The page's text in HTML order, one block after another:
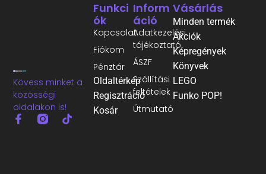
Kövess minket a
közösségi
oldalakon is!
Inform
Áció
Adatkezelési
tájékoztató
ÁSZF
Szállítási
feltételek
Útmutató
Funkci
Ók
Kapcsolat
Fiókom
Pénztár
Oldaltérkép
Regisztráció
Kosár
Vásárlás
Minden termék
Akciók
Képregények
Könyvek
LEGO
Funko POP!